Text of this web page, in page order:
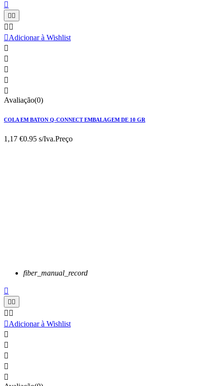

 
 
Adicionar à Wishlist





Avaliação(0)
COLA EM BATON Q-CONNECT EMBALAGEM DE 10 GR
1,17 €0.95 s/Iva.Preço
fiber_manual_record

 
 
Adicionar à Wishlist




